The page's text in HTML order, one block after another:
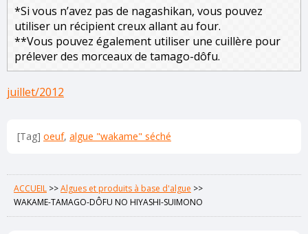
*Si vous n’avez pas de nagashikan, vous pouvez
utiliser un récipient creux allant au four.
**Vous pouvez également utiliser une cuillère pour
prélever des morceaux de tamago-dôfu.
juillet/2012
[Tag] oeuf, algue "wakame" séché
ACCUEIL >>Algues et produits à base d'algue >>
WAKAME-TAMAGO-DÔFU NO HIYASHI-SUIMONO